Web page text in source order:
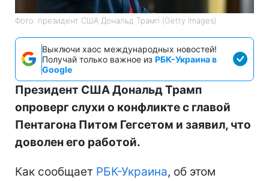
Фото: президент США Дональд Трамп (Getty Images)
Выключи хаос международных новостей!
Получай только важное из РБК-Украина в
Google
Президент США Дональд Трамп
опроверг слухи о конфликте с главой
Пентагона Питом Гегсетом и заявил, что
доволен его работой.
Как сообщает РБК-Украина, об этом